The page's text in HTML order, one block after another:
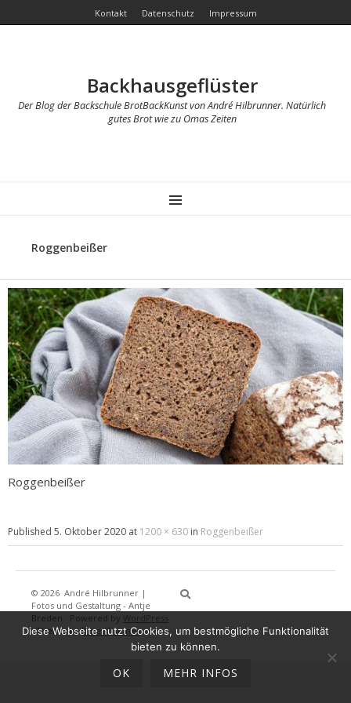
Kontakt Datenschutz Impressum
Backhausgeflüster
Der Blog der Backschule BrotBackKunst von André Hilbrunner. Natürlich
gutes Brot wie zu Omas Zeiten
MENU
Roggenbeißer
Roggenbeißer
Published 5. Oktober 2020 at 1200 × 630 in Roggenbeißer
© 2026 André Hilbrunner |
Fotos und Gestaltung - Antje
Breden
Powered by WordPress
·Theme byDinevThemes
Diese Webseite nutzt Cookies, um bestmögliche Funktionalität
bieten zu können.
OK MEHR INFOS